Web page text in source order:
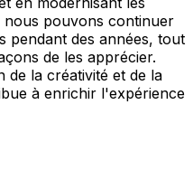
nous pouvons continuer
pendant des années, tout
de les apprécier.
de la créativité et de la
à enrichir l'expérience